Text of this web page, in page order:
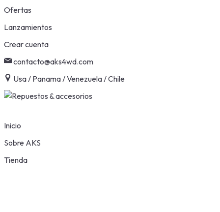
Skip
Ofertas
Lanzamientos
Crear cuenta
contacto@aks4wd.com
Usa / Panama / Venezuela / Chile
Inicio
Sobre AKS
Tienda